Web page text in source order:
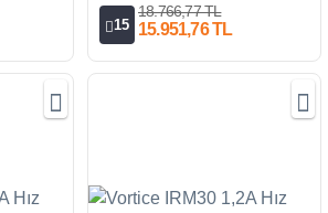
15
18.766,77 TL
15.951,76 TL